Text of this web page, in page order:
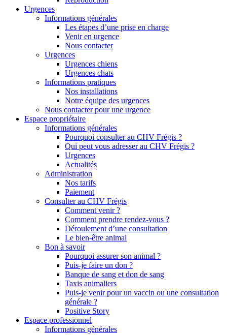
Urgences
Informations générales
Les étapes d’une prise en charge
Venir en urgence
Nous contacter
Urgences
Urgences chiens
Urgences chats
Informations pratiques
Nos installations
Notre équipe des urgences
Nous contacter pour une urgence
Espace propriétaire
Informations générales
Pourquoi consulter au CHV Frégis ?
Qui peut vous adresser au CHV Frégis ?
Urgences
Actualités
Administration
Nos tarifs
Paiement
Consulter au CHV Frégis
Comment venir ?
Comment prendre rendez-vous ?
Déroulement d’une consultation
Le bien-être animal
Bon à savoir
Pourquoi assurer son animal ?
Puis-je faire un don ?
Banque de sang et don de sang
Taxis animaliers
Puis-je venir pour un vaccin ou une consultation
générale ?
Positive Story
Espace professionnel
Informations générales